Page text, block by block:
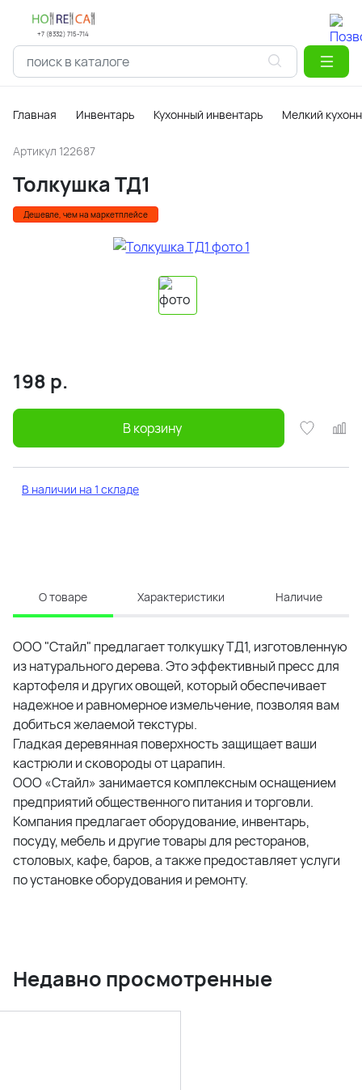
+7 (8332) 715-714
Главная Инвентарь Кухонный инвентарь Мелкий
Артикул 122687
Толкушка ТД1
Дешевле, чем на маркетплейсе
198 р.
В корзину
В наличии на 1 складе
О товаре Характеристики Наличие
ООО "Стайл" предлагает толкушку ТД1, изготовленную
из натурального дерева. Это эффективный пресс для
картофеля и других овощей, который обеспечивает
надежное и равномерное измельчение, позволяя вам
добиться желаемой текстуры.
Гладкая деревянная поверхность защищает ваши
кастрюли и сковороды от царапин.
ООО «Стайл» занимается комплексным оснащением
предприятий общественного питания и торговли.
Компания предлагает оборудование, инвентарь,
посуду, мебель и другие товары для ресторанов,
столовых, кафе, баров, а также предоставляет услуги
по установке оборудования и ремонту.
Недавно просмотренные